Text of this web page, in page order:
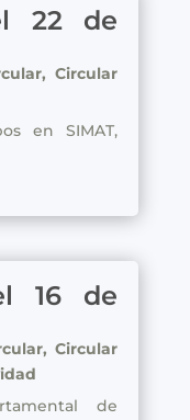
22 de
,Circular
en SIMAT,
16 de
,Circular
de